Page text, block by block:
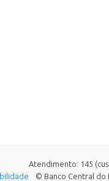
Atendimento: 145
© Banco Central do